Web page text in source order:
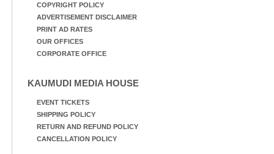
COPYRIGHT POLICY
ADVERTISEMENT DISCLAIMER
PRINT AD RATES
OUR OFFICES
CORPORATE OFFICE
KAUMUDI MEDIA HOUSE
EVENT TICKETS
SHIPPING POLICY
RETURN AND REFUND POLICY
CANCELLATION POLICY